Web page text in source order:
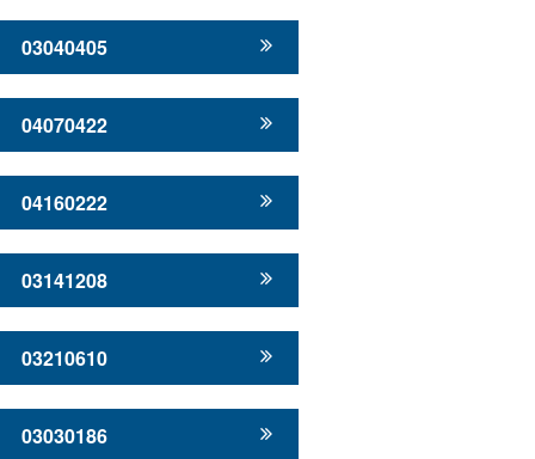
03040405
04070422
04160222
03141208
03210610
03030186